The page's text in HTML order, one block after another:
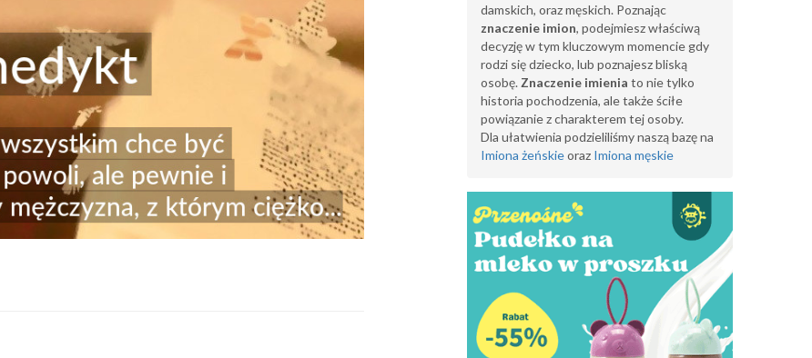
damskich, oraz męskich. Poznając
znaczenie imion, podejmiesz właściwą
decyzję w tym kluczowym momencie gdy
rodzi się dziecko, lub poznajesz bliską
osobę. Znaczenie imienia to nie tylko
historia pochodzenia, ale także ściłe
powiązanie z charakterem tej osoby.
Dla ułatwienia podzieliliśmy naszą bazę na
Imiona żeńskieoraz Imiona męskie